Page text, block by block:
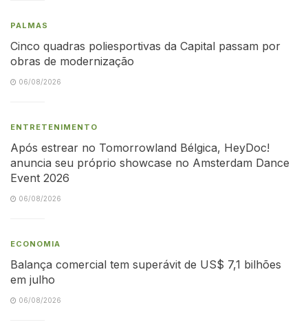
PALMAS
Cinco quadras poliesportivas da Capital passam por
obras de modernização
06/08/2026
ENTRETENIMENTO
Após estrear no Tomorrowland Bélgica, HeyDoc!
anuncia seu próprio showcase no Amsterdam Dance
Event 2026
06/08/2026
ECONOMIA
Balança comercial tem superávit de US$ 7,1 bilhões
em julho
06/08/2026